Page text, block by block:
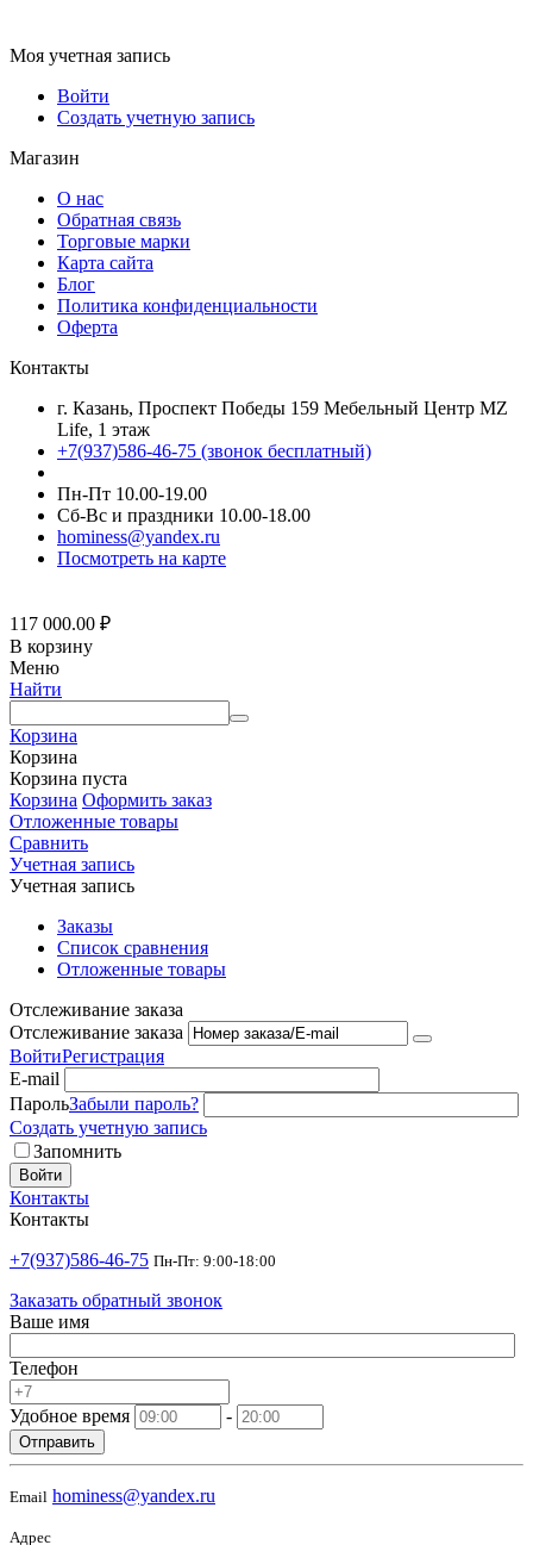
Моя учетная запись
Войти
Создать учетную запись
Магазин
О нас
Обратная связь
Торговые марки
Карта сайта
Блог
Политика конфиденциальности
Оферта
Контакты
г. Казань, Проспект Победы 159 Мебельный Центр MZ
Life, 1 этаж
+7(937)586-46-75 (звонок бесплатный)
Пн-Пт 10.00-19.00
Сб-Вс и праздники 10.00-18.00
hominess@yandex.ru
Посмотреть на карте
117 000.00 ₽
В корзину
Меню
Найти
Корзина
Корзина
Корзина пуста
Корзина Оформить заказ
Отложенные товары
Сравнить
Учетная запись
Учетная запись
Заказы
Список сравнения
Отложенные товары
Отслеживание заказа
Отслеживание заказа
ВойтиРегистрация
E-mail
ПарольЗабыли пароль?
Создать учетную запись
Запомнить
Войти
Контакты
Контакты
+7(937)586-46-75 Пн-Пт: 9:00-18:00
Заказать обратный звонок
Ваше имя
Телефон
Удобное время -
Отправить
Email hominess@yandex.ru
Адрес